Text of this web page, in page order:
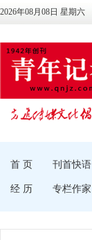
2026年08月08日 星期六
首 页 刊首快语
经 历 专栏作家